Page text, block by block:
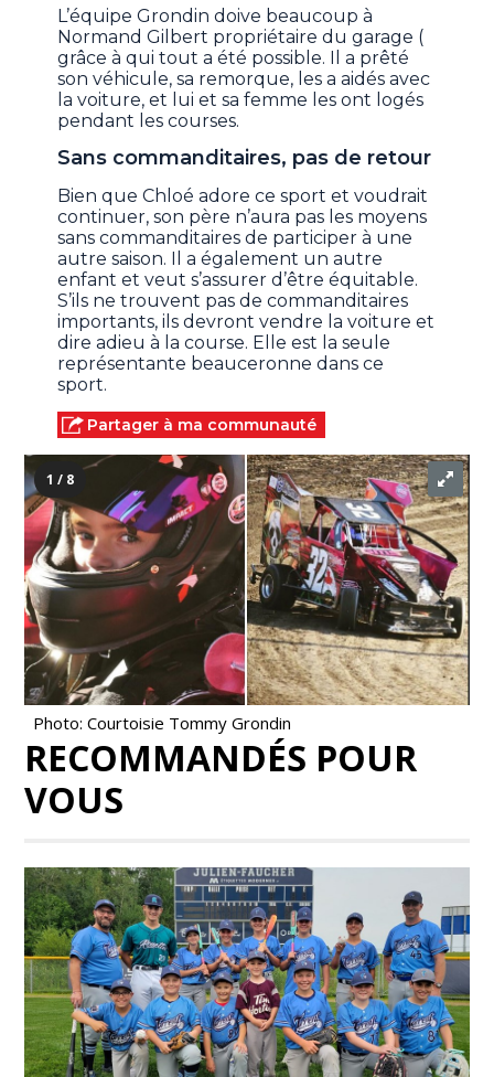
L’équipe Grondin doive beaucoup à
Normand Gilbert propriétaire du garage (
grâce à qui tout a été possible. Il a prêté
son véhicule, sa remorque, les a aidés avec
la voiture, et lui et sa femme les ont logés
pendant les courses.
Sans commanditaires, pas de retour
Bien que Chloé adore ce sport et voudrait
continuer, son père n’aura pas les moyens
sans commanditaires de participer à une
autre saison. Il a également un autre
enfant et veut s’assurer d’être équitable.
S’ils ne trouvent pas de commanditaires
importants, ils devront vendre la voiture et
dire adieu à la course. Elle est la seule
représentante beauceronne dans ce
sport.
Partager à ma communauté
1 / 8
Photo: Courtoisie Tommy Grondin
RECOMMANDÉS POUR
VOUS